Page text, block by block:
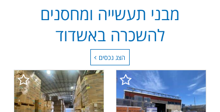
מבני תעשייה ומחסנים
להשכרה באשדוד
הצג נכסים